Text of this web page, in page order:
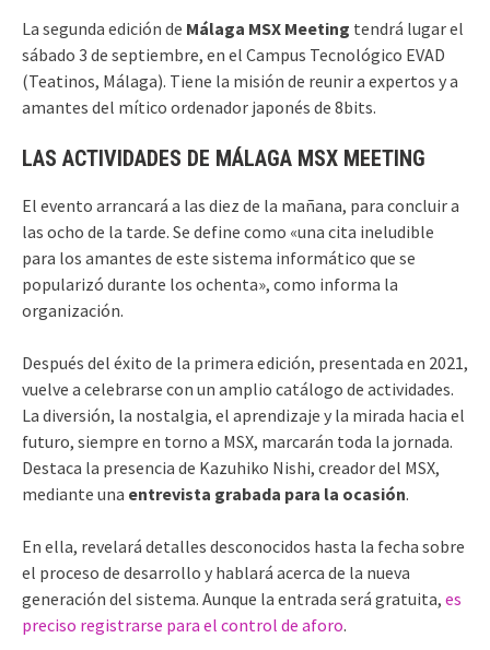
La segunda edición de Málaga MSX Meeting tendrá lugar el
sábado 3 de septiembre, en el Campus Tecnológico EVAD
(Teatinos, Málaga). Tiene la misión de reunir a expertos y a
amantes del mítico ordenador japonés de 8bits.
LAS ACTIVIDADES DE MÁLAGA MSX MEETING
El evento arrancará a las diez de la mañana, para concluir a
las ocho de la tarde. Se define como «una cita ineludible
para los amantes de este sistema informático que se
popularizó durante los ochenta», como informa la
organización.
Después del éxito de la primera edición, presentada en 2021,
vuelve a celebrarse con un amplio catálogo de actividades.
La diversión, la nostalgia, el aprendizaje y la mirada hacia el
futuro, siempre en torno a MSX, marcarán toda la jornada.
Destaca la presencia de Kazuhiko Nishi, creador del MSX,
mediante una entrevista grabada para la ocasión.
En ella, revelará detalles desconocidos hasta la fecha sobre
el proceso de desarrollo y hablará acerca de la nueva
generación del sistema. Aunque la entrada será gratuita, es
preciso registrarse para el control de aforo.